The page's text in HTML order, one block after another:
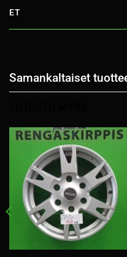
ET
Samankaltaiset